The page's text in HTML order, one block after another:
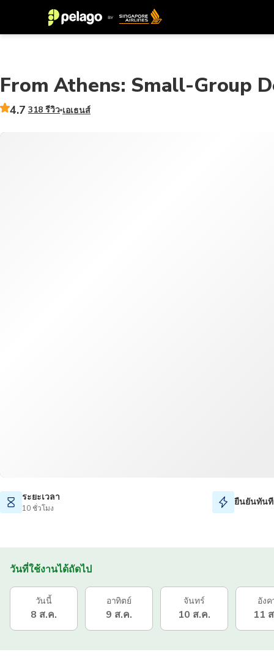
From Athens: Small-Group
4.7 318 รีวิว เอเธนส์
ระยะเวลา
10 ชั่วโมง
ยืนยันทันที
วันที่ใช้งานได้ถัดไป
วันนี้
8 ส.ค.
อาทิตย์
9 ส.ค.
จันทร์
10 ส.ค.
อัง
11